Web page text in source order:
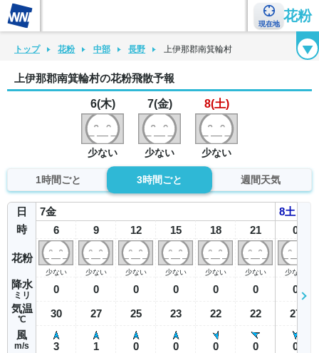
現在地
花粉
花粉カレンダー 花粉図鑑 花粉症チェックシート 花粉症ハンドブック
トップ 花粉 中部 長野 上伊那郡南箕輪村
上伊那郡南箕輪村の花粉飛散予報
6(木)
少ない
7(金)
少ない
8(土)
少ない
1時間ごと 3時間ごと 週間天気
日
時
花粉
降水
ミリ
気温
℃
風
m/s
7金
6
少ない
0
30
3
9
少ない
0
27
1
12
少ない
0
25
0
15
少ない
0
23
0
18
少ない
0
22
0
21
少ない
0
22
0
8土
0
少ない
0
27
0